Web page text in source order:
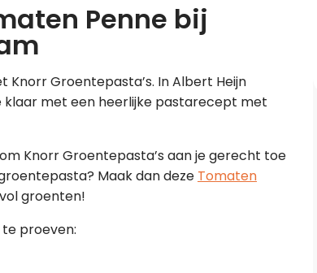
Penne bij
Groentepasta’s. In Albert Heijn
klaar met een heerlijke pastarecept met
Knorr Groentepasta’s aan je gerecht toe
Maak dan deze Tomaten
groenten!
proeven: